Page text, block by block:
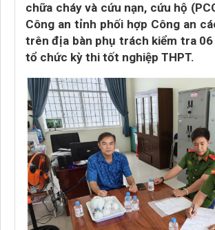
chữa cháy và cứu nạn, cứu hộ
Công an tỉnh phối hợp Công an
trên địa bàn phụ trách kiểm tra
tổ chức kỳ thi tốt nghiệp THPT.